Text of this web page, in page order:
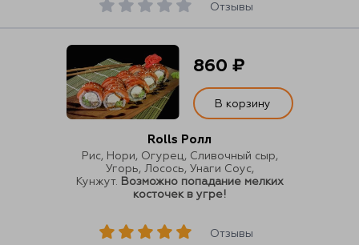
Отзывы
Отзывы
Rolls Ролл
Рис, Нори, Огурец, Сливочный сыр,
Угорь, Лосось, Унаги Соус,
Кунжут. Возможно попадание мелких
косточек в угре!
860 ₽
В корзину